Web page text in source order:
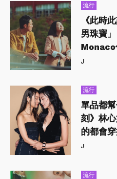
流行
《此時
男珠寶
Monaco
J
流行
單品都
刻》林
的都會
珠寶，詮
J
流行